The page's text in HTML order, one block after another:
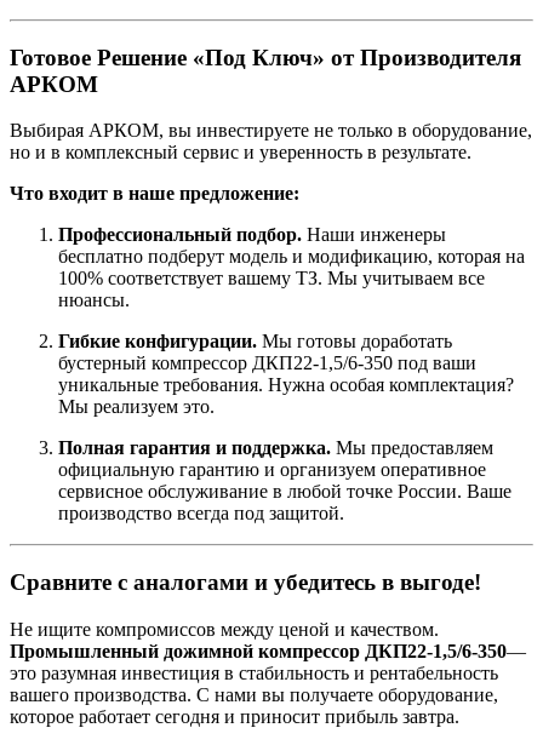
Готовое Решение «Под Ключ» от Производителя
АРКОМ
Выбирая АРКОМ, вы инвестируете не только в оборудование,
но и в комплексный сервис и уверенность в результате.
Что входит в наше предложение:
Профессиональный подбор. Наши инженеры
бесплатно подберут модель и модификацию, которая на
100% соответствует вашему ТЗ. Мы учитываем все
нюансы.
Гибкие конфигурации. Мы готовы доработать
бустерный компрессор ДКП22-1,5/6-350 под ваши
уникальные требования. Нужна особая комплектация?
Мы реализуем это.
Полная гарантия и поддержка. Мы предоставляем
официальную гарантию и организуем оперативное
сервисное обслуживание в любой точке России. Ваше
производство всегда под защитой.
Сравните с аналогами и убедитесь в выгоде!
Не ищите компромиссов между ценой и качеством.
Промышленный дожимной компрессор ДКП22-1,5/6-350—
это разумная инвестиция в стабильность и рентабельность
вашего производства. С нами вы получаете оборудование,
которое работает сегодня и приносит прибыль завтра.